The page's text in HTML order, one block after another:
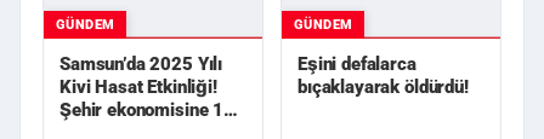
GÜNDEM
Samsun’da 2025 Yılı
Kivi Hasat Etkinliği!
Şehir ekonomisine 1
GÜNDEM
Eşini defalarca
bıçaklayarak öldürdü!